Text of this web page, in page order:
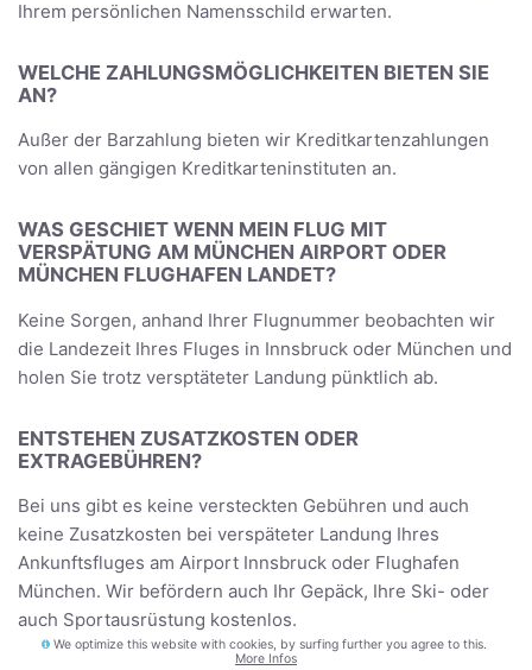
Ihrem persönlichen Namensschild erwarten.
WELCHE ZAHLUNGSMÖGLICHKEITEN BIETEN SIE
AN?
Außer der Barzahlung bieten wir Kreditkartenzahlungen
von allen gängigen Kreditkarteninstituten an.
WAS GESCHIET WENN MEIN FLUG MIT
VERSPÄTUNG AM MÜNCHEN AIRPORT ODER
MÜNCHEN FLUGHAFEN LANDET?
Keine Sorgen, anhand Ihrer Flugnummer beobachten wir
die Landezeit Ihres Fluges in Innsbruck oder München und
holen Sie trotz versptäteter Landung pünktlich ab.
ENTSTEHEN ZUSATZKOSTEN ODER
EXTRAGEBÜHREN?
Bei uns gibt es keine versteckten Gebühren und auch
keine Zusatzkosten bei verspäteter Landung Ihres
Ankunftsfluges am Airport Innsbruck oder Flughafen
München. Wir befördern auch Ihr Gepäck, Ihre Ski- oder
auch Sportausrüstung kostenlos.
We optimize this website with cookies, by surfing further you agree to this.
More Infos